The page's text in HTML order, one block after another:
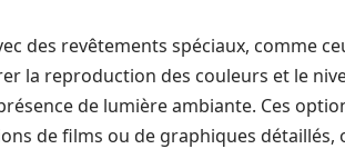
des revêtements spéciaux, comme
la reproduction des couleurs et le
de lumière ambiante. Ces
de films ou de graphiques détaillés,